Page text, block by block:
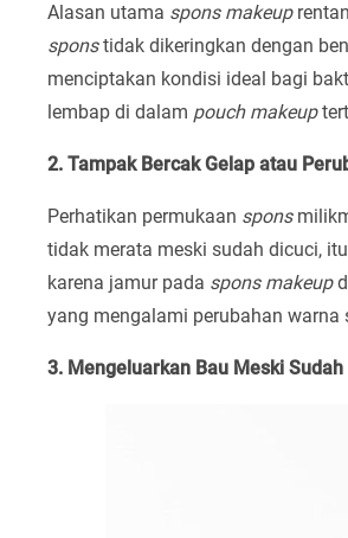
Alasan utama spons makeup
sponstidak dikeringkan dengan
menciptakan kondisi ideal bagi
lembap di dalam pouch makeup
2. Tampak Bercak Gelap atau
Perhatikan permukaan spons
tidak merata meski sudah dicuci,
karena jamur pada spons makeup
yang mengalami perubahan warna
3. Mengeluarkan Bau Meski